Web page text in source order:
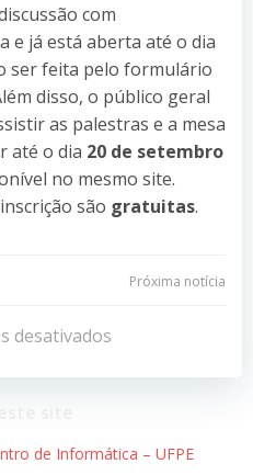
com
e já está aberta até o dia
ser feita pelo formulário
disso, o público geral
as palestras e a mesa
até o dia 20 de setembro
no mesmo site.
são gratuitas.
Navegação
de
Post
Próxima notícia
desativados
de Informática – UFPE